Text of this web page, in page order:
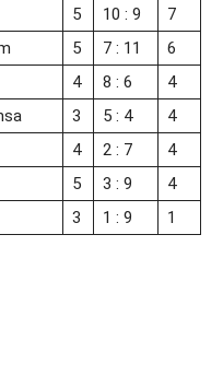
5 10 : 9
7
5 7 : 11
6
4 8 : 6
4
3 5 : 4
4
4 2 : 7
4
5 3 : 9
4
3 1 : 9 1